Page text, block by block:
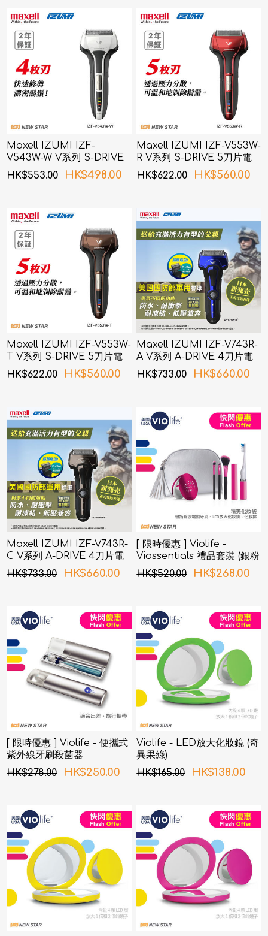
Maxell IZUMI IZF-
V543W-W V系列 S-DRIVE
4刀片電鬚刨 (白色)
HK$553.00 HK$498.00
Maxell IZUMI IZF-V553W-
R V系列 S-DRIVE 5刀片電
鬚刨 (紅色)
HK$622.00 HK$560.00
Maxell IZUMI IZF-V553W-
T V系列 S-DRIVE 5刀片電
鬚刨 (啡色)
HK$622.00 HK$560.00
Maxell IZUMI IZF-V743R-
A V系列 A-DRIVE 4刀片電
鬚刨 (深海藍色)
HK$733.00 HK$660.00
Maxell IZUMI IZF-V743R-
C V系列 A-DRIVE 4刀片電
鬚刨 (銅色)
HK$733.00 HK$660.00
[ 限時優惠 ] Violife -
Viossentials 禮品套裝 (銀粉
紅色)
HK$520.00 HK$268.00
[ 限時優惠 ] Violife - 便攜式
紫外線牙刷殺菌器
HK$278.00
HK$250.00
Violife - LED放大化妝鏡 (奇
異果綠)
HK$165.00
HK$138.00